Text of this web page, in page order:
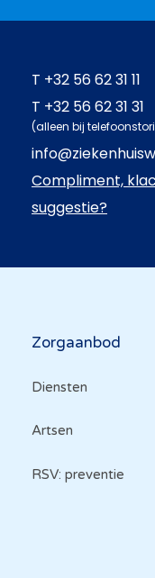
T +32 56 62 31 11
T +32 56 62 31 31
(alleen bij
Compliment,
suggestie?
Zorgaanbod
Diensten
Artsen
RSV: preventie